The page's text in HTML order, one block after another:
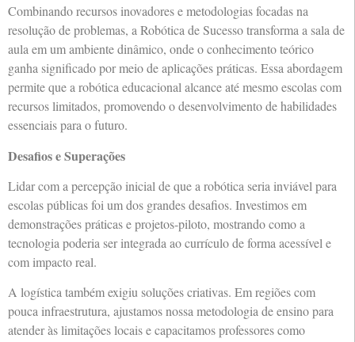
Combinando recursos inovadores e metodologias focadas na
resolução de problemas, a Robótica de Sucesso transforma a sala de
aula em um ambiente dinâmico, onde o conhecimento teórico
ganha significado por meio de aplicações práticas. Essa abordagem
permite que a robótica educacional alcance até mesmo escolas com
recursos limitados, promovendo o desenvolvimento de habilidades
essenciais para o futuro.
Desafios e Superações
Lidar com a percepção inicial de que a robótica seria inviável para
escolas públicas foi um dos grandes desafios. Investimos em
demonstrações práticas e projetos-piloto, mostrando como a
tecnologia poderia ser integrada ao currículo de forma acessível e
com impacto real.
A logística também exigiu soluções criativas. Em regiões com
pouca infraestrutura, ajustamos nossa metodologia de ensino para
atender às limitações locais e capacitamos professores como